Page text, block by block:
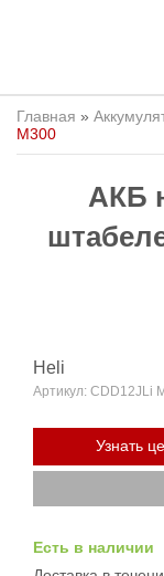
Главная »
M300
АКБ
Heli
Артикул: CDD12JLi
Узнать
Есть в наличии